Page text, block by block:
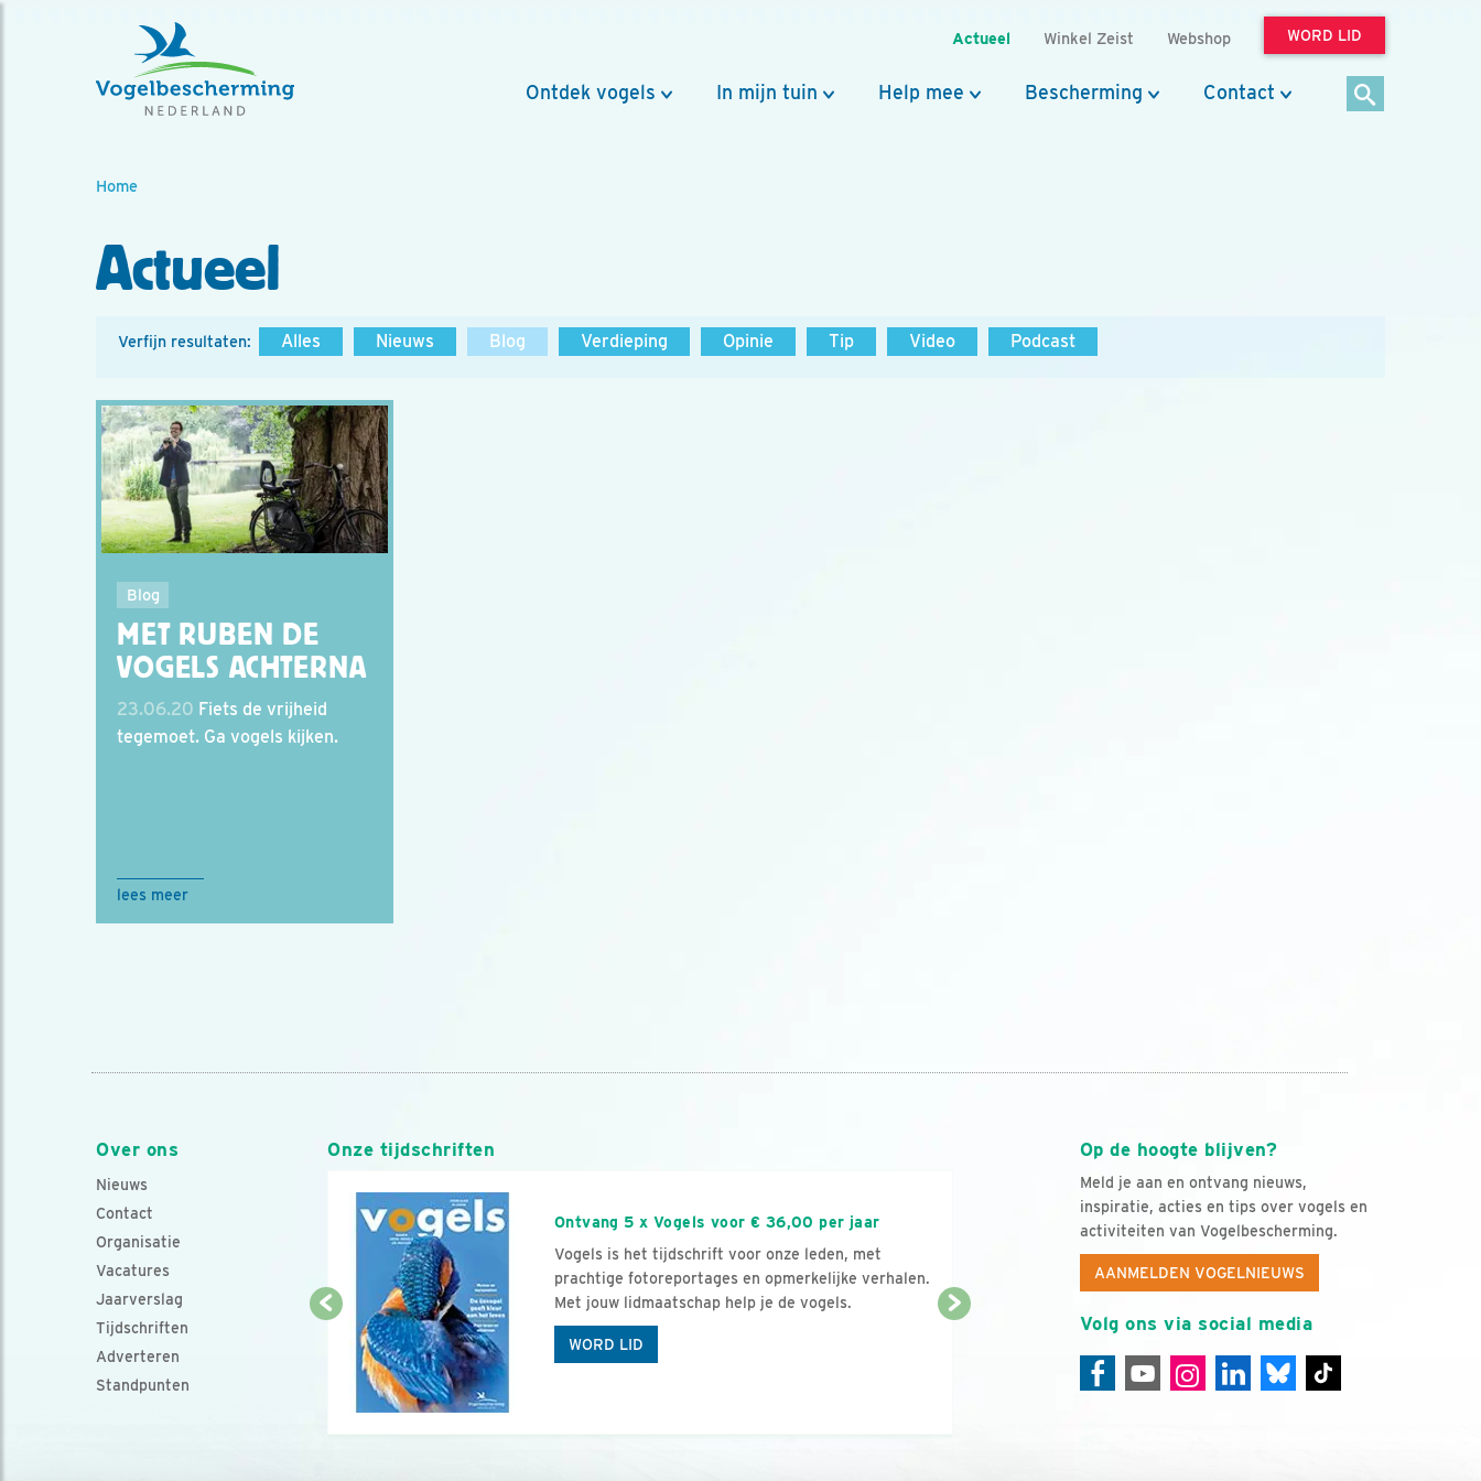
Actueel Winkel Zeist Webshop WORD LID
Ontdek vogels In mijn tuin Help mee Bescherming Contact
Home
Actueel
Verfijn resultaten: Alles Nieuws Blog Verdieping Opinie Tip Video Podcast
Blog
MET RUBEN DE
VOGELS ACHTERNA
23.06.20 Fiets de vrijheid
tegemoet. Ga vogels kijken.
lees meer
Over ons
Nieuws
Contact
Organisatie
Vacatures
Jaarverslag
Tijdschriften
Adverteren
Standpunten
Op de hoogte blijven?
Meld je aan en ontvang nieuws,
inspiratie, acties en tips over vogels en
activiteiten van Vogelbescherming.
AANMELDEN VOGELNIEUWS
Volg ons via social media
Onze tijdschriften
Ontvang 5 x Vogels voor € 36,00 per jaar
Vogels is het tijdschrift voor onze leden, met
prachtige fotoreportages en opmerkelijke verhalen.
Met jouw lidmaatschap help je de vogels.
WORD LID